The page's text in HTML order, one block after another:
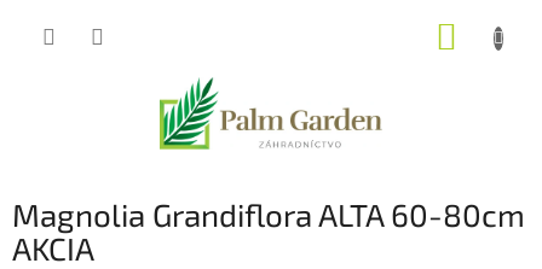
Magnolia Grandiflora ALTA 60-80cm
AKCIA